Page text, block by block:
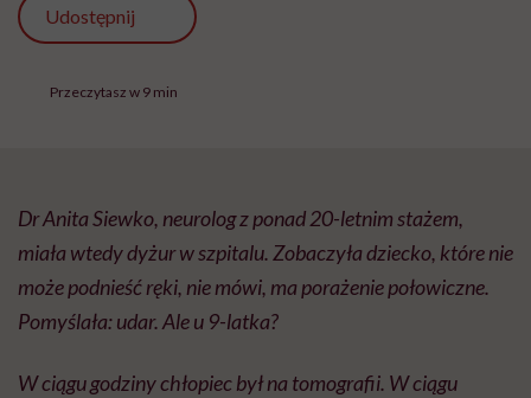
Udostępnij
Przeczytasz w 9 min
Dr Anita Siewko, neurolog z ponad 20-letnim stażem,
miała wtedy dyżur w szpitalu. Zobaczyła dziecko, które nie
może podnieść ręki, nie mówi, ma porażenie połowiczne.
Pomyślała: udar. Ale u 9-latka?
W ciągu godziny chłopiec był na tomografii. W ciągu